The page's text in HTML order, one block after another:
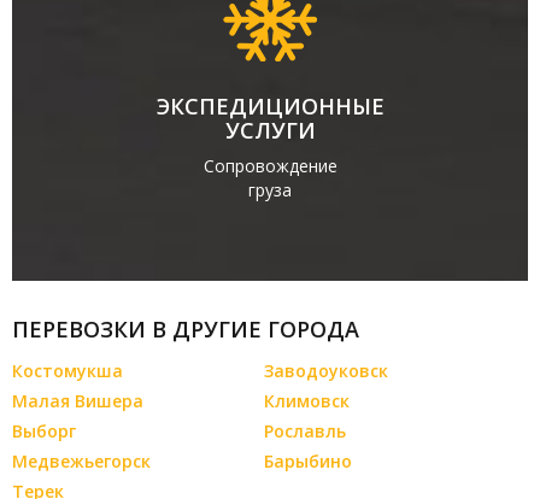
ЭКСПЕДИЦИОННЫЕ
УСЛУГИ
Сопровождение
груза
ПЕРЕВОЗКИ В ДРУГИЕ ГОРОДА
Костомукша
Заводоуковск
Малая Вишера
Климовск
Выборг
Рославль
Медвежьегорск
Барыбино
Терек